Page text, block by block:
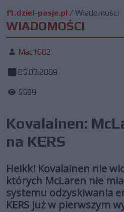
f1.dziel-pasje.pl / Wiadomości
WIADOMOŚCI
Mac1602
05.03.2009
5589
Kovalainen:
na KERS
Heikki Kovalainen nie
których McLaren nie
systemu odzyskiwania
KERS już w pierwszym